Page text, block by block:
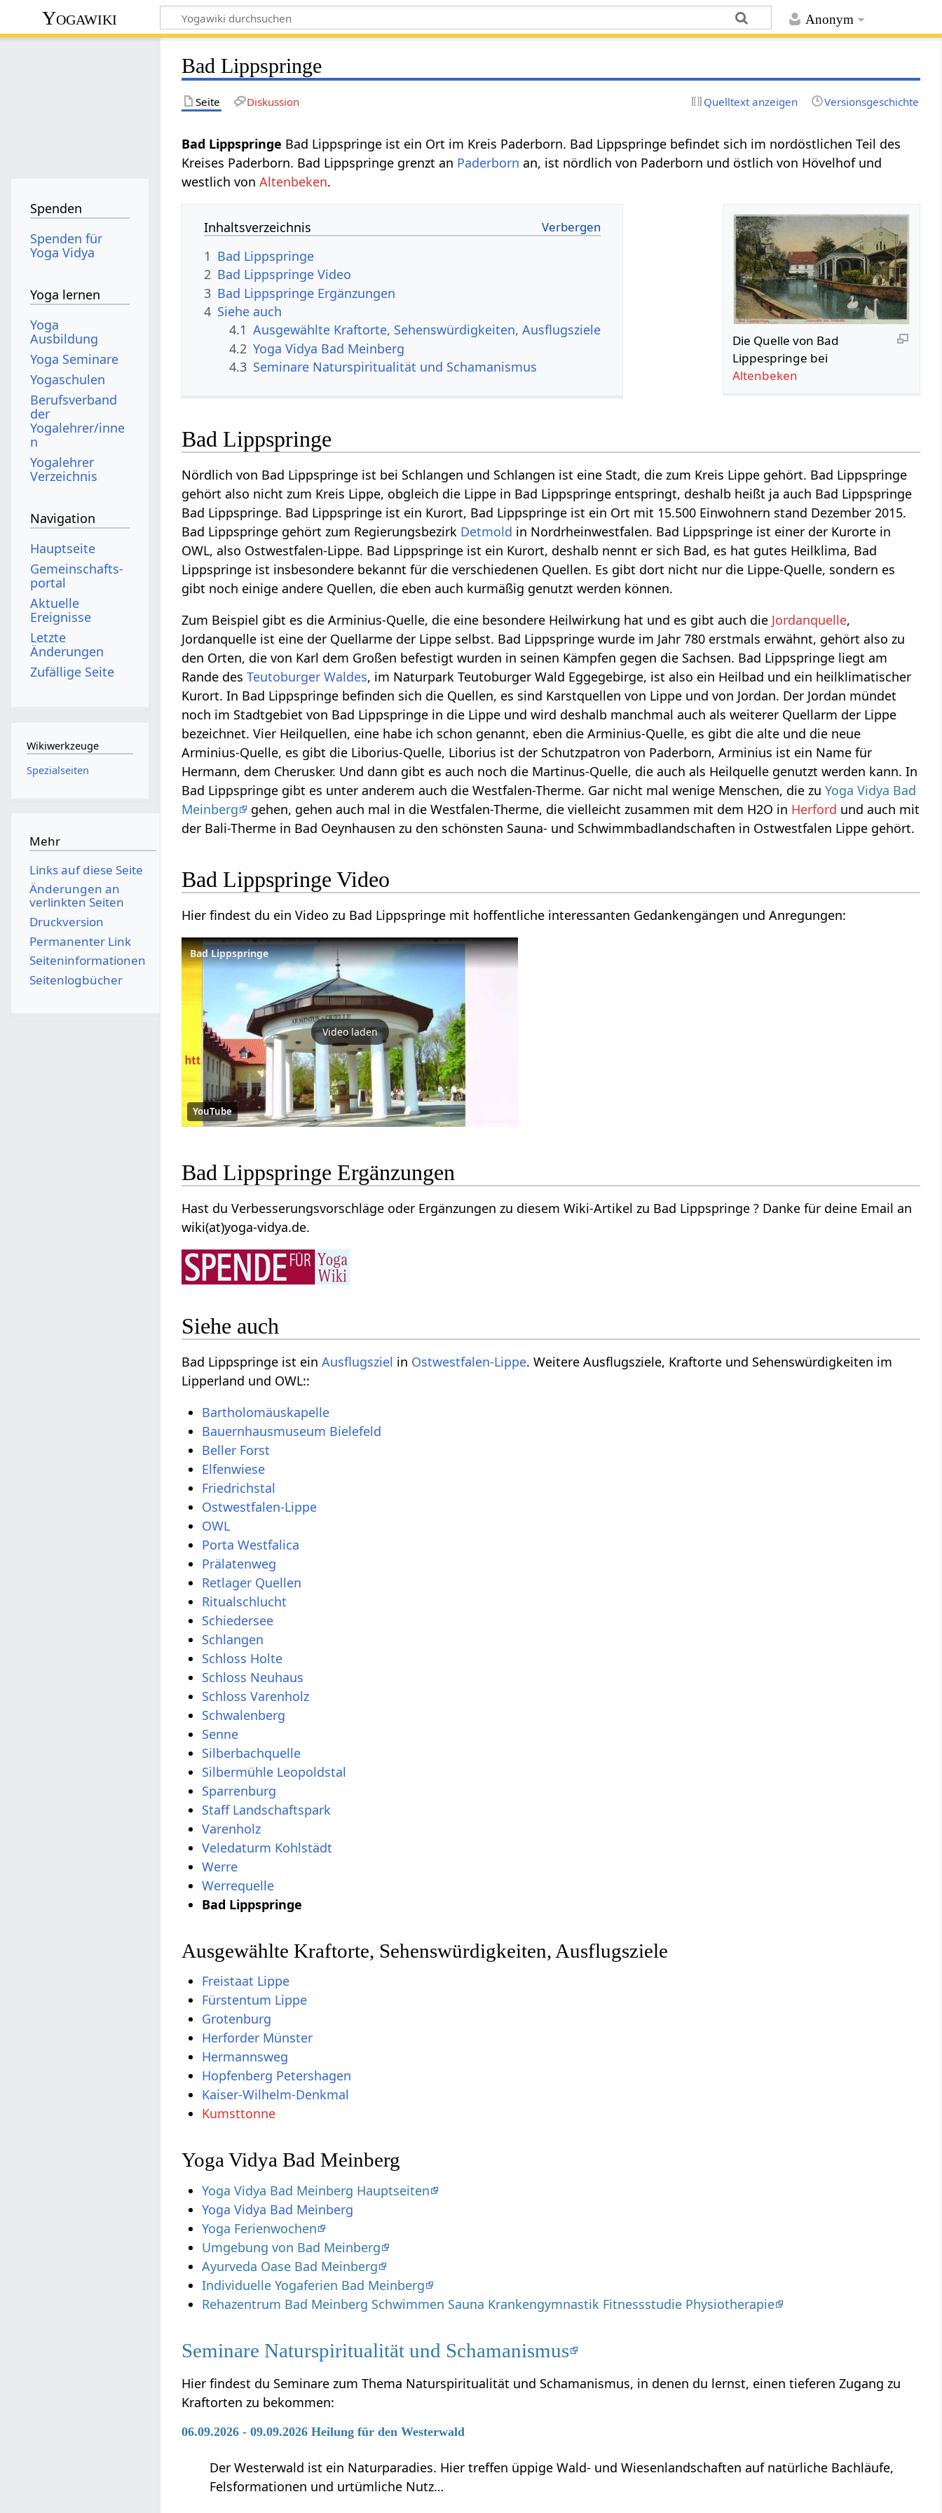
Anonym
Yogawiki
Bad Lippspringe
Seite Diskussion Quelltext anzeigen Versionsgeschichte
Bad Lippspringe ist ein Ort im Kreis Paderborn. Bad Lippspringe befindet sich im nordöstlichen Teil des
Kreises Paderborn. Bad Lippspringe grenzt an Paderborn an, ist nördlich von Paderborn und östlich von Hövelhof und
westlich vonAltenbeken.
Die Quelle von Bad
Lippespringe bei
Altenbeken
Inhaltsverzeichnis
1 Bad Lippspringe
2
Bad Lippspringe‏‎ Video
3
Bad Lippspringe‏‎ Ergänzungen
4 Siehe auch
4.1 Ausgewählte Kraftorte, Sehenswürdigkeiten, Ausflugsziele
4.2 Yoga Vidya Bad Meinberg
4.3 Seminare Naturspiritualität und Schamanismus
Bad Lippspringe
Nördlich von Bad Lippspringe ist bei Schlangen und Schlangen ist eine Stadt, die zum Kreis Lippe gehört. Bad Lippspringe
gehört also nicht zum Kreis Lippe, obgleich die Lippe in Bad Lippspringe entspringt, deshalb heißt ja auch Bad Lippspringe
Bad Lippspringe. Bad Lippspringe ist ein Kurort, Bad Lippspringe ist ein Ort mit 15.500 Einwohnern stand Dezember 2015.
Bad Lippspringe gehört zum Regierungsbezirk Detmold in Nordrheinwestfalen. Bad Lippspringe ist einer der Kurorte in
OWL, also Ostwestfalen-Lippe. Bad Lippspringe ist ein Kurort, deshalb nennt er sich Bad, es hat gutes Heilklima, Bad
Lippspringe ist insbesondere bekannt für die verschiedenen Quellen. Es gibt dort nicht nur die Lippe-Quelle, sondern es
gibt noch einige andere Quellen, die eben auch kurmäßig genutzt werden können.
Zum Beispiel gibt es die Arminius-Quelle, die eine besondere Heilwirkung hat und es gibt auch die Jordanquelle,
Jordanquelle ist eine der Quellarme der Lippe selbst. Bad Lippspringe wurde im Jahr 780 erstmals erwähnt, gehört also zu
den Orten, die von Karl dem Großen befestigt wurden in seinen Kämpfen gegen die Sachsen. Bad Lippspringe liegt am
Rande desTeutoburger Waldes, im Naturpark Teutoburger Wald Eggegebirge, ist also ein Heilbad und ein heilklimatischer
Kurort. In Bad Lippspringe befinden sich die Quellen, es sind Karstquellen von Lippe und von Jordan. Der Jordan mündet
noch im Stadtgebiet von Bad Lippspringe in die Lippe und wird deshalb manchmal auch als weiterer Quellarm der Lippe
bezeichnet. Vier Heilquellen, eine habe ich schon genannt, eben die Arminius-Quelle, es gibt die alte und die neue
Arminius-Quelle, es gibt die Liborius-Quelle, Liborius ist der Schutzpatron von Paderborn, Arminius ist ein Name für
Hermann, dem Cherusker. Und dann gibt es auch noch die Martinus-Quelle, die auch als Heilquelle genutzt werden kann. In
Bad Lippspringe gibt es unter anderem auch die Westfalen-Therme. Gar nicht mal wenige Menschen, die zuYoga Vidya Bad
Meinberg
gehen, gehen auch mal in die Westfalen-Therme, die vielleicht zusammen mit dem H2O in Herford und auch mit
der Bali-Therme in Bad Oeynhausen zu den schönsten Sauna- und Schwimmbadlandschaften in Ostwestfalen Lippe gehört.
Bad Lippspringe‏‎ Video
Hier findest du ein Video zu Bad Lippspringe‏‎ mit hoffentliche interessanten Gedankengängen und Anregungen:
Bad Lippspringe
Video laden
YouTube
Bad Lippspringe‏‎ Ergänzungen
Hast du Verbesserungsvorschläge oder Ergänzungen zu diesem Wiki-Artikel zu Bad Lippspringe‏‎ ? Danke für deine Email an
wiki(at)yoga-vidya.de.
Siehe auch
Bad Lippspringe‏‎ ist einAusflugsziel in Ostwestfalen-Lippe. Weitere Ausflugsziele, Kraftorte und Sehenswürdigkeiten im
Lipperland und OWL::
Ausgewählte Kraftorte, Sehenswürdigkeiten, Ausflugsziele
Freistaat Lippe
Fürstentum Lippe
Grotenburg
Herforder Münster
Hermannsweg
Hopfenberg Petershagen
Kaiser-Wilhelm-Denkmal
Kumsttonne
Yoga Vidya Bad Meinberg
Yoga Vidya Bad Meinberg Hauptseiten
Yoga Vidya Bad Meinberg
Yoga Ferienwochen
Umgebung von Bad Meinberg
Ayurveda Oase Bad Meinberg
Individuelle Yogaferien Bad Meinberg
Rehazentrum Bad Meinberg Schwimmen Sauna Krankengymnastik Fitnessstudie Physiotherapie
Seminare Naturspiritualität und Schamanismus
Hier findest du Seminare zum Thema Naturspiritualität und Schamanismus, in denen du lernst, einen tieferen Zugang zu
Kraftorten zu bekommen:
06.09.2026 - 09.09.2026 Heilung für den Westerwald
Der Westerwald ist ein Naturparadies. Hier treffen üppige Wald- und Wiesenlandschaften auf natürliche Bachläufe,
Felsformationen und urtümliche Nutz…
Spenden
Spenden für
Yoga Vidya
Yoga lernen
Yoga
Ausbildung
Yoga Seminare
Yogaschulen
Berufsverband
der
Yogalehrer/inne
n
Yogalehrer
Verzeichnis
Navigation
Hauptseite
Gemeinschafts­
portal
Aktuelle
Ereignisse
Letzte
Änderungen
Zufällige Seite
Wikiwerkzeuge
Spezialseiten
Mehr
Links auf diese Seite
Änderungen an
verlinkten Seiten
Druckversion
Permanenter Link
Seiten­­informationen
Seitenlogbücher